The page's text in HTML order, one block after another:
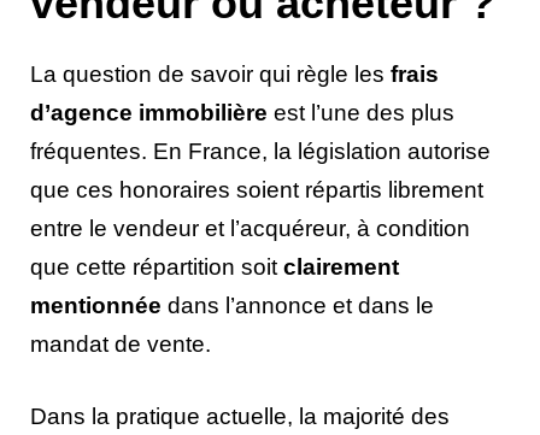
La question de savoir qui règle les frais
d’agence immobilière est l’une des plus
fréquentes. En France, la législation autorise
que ces honoraires soient répartis librement
entre le vendeur et l’acquéreur, à condition
que cette répartition soit clairement
mentionnée dans l’annonce et dans le
mandat de vente.
Dans la pratique actuelle, la majorité des